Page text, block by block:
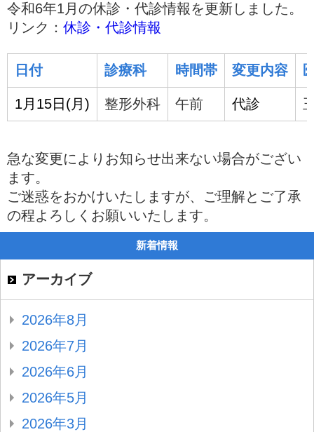
令和6年1月の休診・代診情報を更新しました。
リンク： 休診・代診情報
日付 診療科 時間帯 変更内容
1月15日(月) 整形外科 午前 代診
急な変更によりお知らせ出来ない場合がござい
ます。
ご迷惑をおかけいたしますが、ご理解とご了承
の程よろしくお願いいたします。
新着情報
アーカイブ
2026年8月
2026年7月
2026年6月
2026年5月
2026年3月